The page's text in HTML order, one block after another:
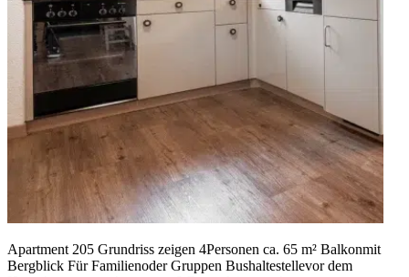
Apartment 205 Grundriss zeigen 4Personen ca. 65 m² Balkonmit
Bergblick Für Familienoder Gruppen Bus­haltestellevor dem